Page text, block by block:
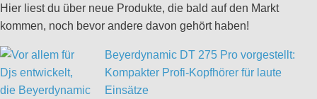
Hier liest du über neue Produkte, die bald auf den Markt
kommen, noch bevor andere davon gehört haben!
Beyerdynamic DT 275 Pro vorgestellt:
Kompakter Profi-Kopfhörer für laute
Einsätze